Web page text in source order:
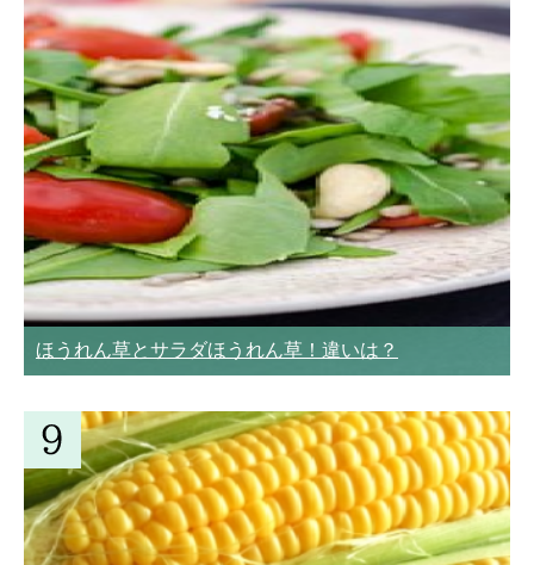
ほうれん草とサラダほうれん草！違いは？